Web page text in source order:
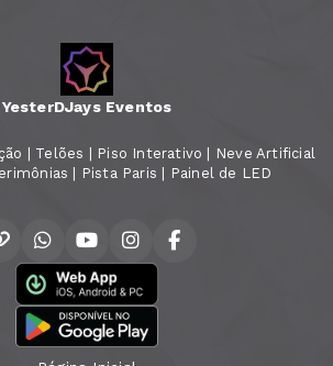
YesterDJays Eventos
| Telões | Piso Interativo | Neve Artificial
| Pista Paris | Painel de LED